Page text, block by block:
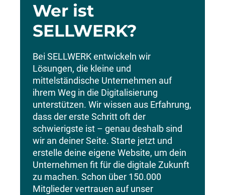
Wer ist
SELLWERK?
Bei SELLWERK entwickeln wir
Lösungen, die kleine und
mittelständische Unternehmen auf
ihrem Weg in die Digitalisierung
unterstützen. Wir wissen aus Erfahrung,
dass der erste Schritt oft der
schwierigste ist – genau deshalb sind
wir an deiner Seite. Starte jetzt und
erstelle deine eigene Website, um dein
Unternehmen fit für die digitale Zukunft
zu machen. Schon über 150.000
Mitglieder vertrauen auf unser